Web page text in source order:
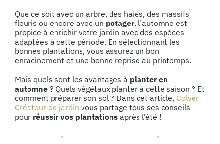
Que ce soit avec un arbre, des haies, des massifs
fleuris ou encore avec un potager, l’automne est
propice à enrichir votre jardin avec des espèces
adaptées à cette période. En sélectionnant les
bonnes plantations, vous assurez un bon
enracinement et une bonne reprise au printemps.
Mais quels sont les avantages à planter en
automne ? Quels végétaux planter à cette saison ? Et
comment préparer son sol ? Dans cet article, Colver
Créateur de jardin vous partage tous ses conseils
pour réussir vos plantations après l’été !